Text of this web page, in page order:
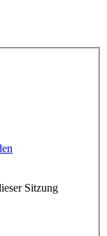
Sitzung